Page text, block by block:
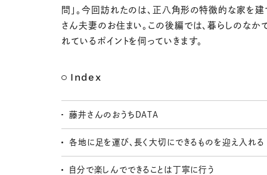
問」。今回訪れたのは、正八角形の特徴的な家を
さん夫妻のお住まい。この後編では、暮らしのなか
れているポイントを伺っていきます。
Index
藤井さんのおうちDATA
各地に足を運び、長く大切にできるものを迎え入れる
自分で楽しんでできることは丁寧に行う